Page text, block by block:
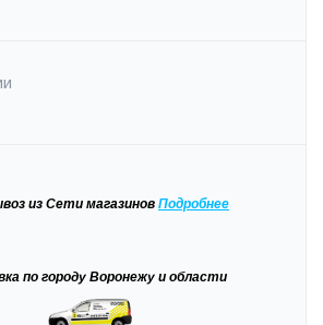
из Сети магазинов Подробнее
по городу Воронежу и области